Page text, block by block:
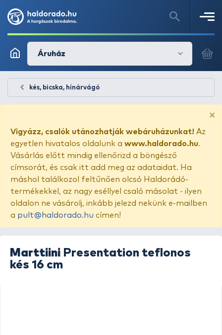
Áruház
kés, bicska, hínárvágó
×
Vigyázz, csalók utánozhatják webáruházunkat! Az
egyetlen hivatalos oldalunk a www.haldorado.hu.
Vásárlás előtt mindig ellenőrizd a böngésző
címsorát, és csak itt add meg az adataidat. Ha
máshol találkozol feltűnően olcsó Haldorádó-
termékekkel, az nagy eséllyel csaló másolat - ilyen
oldalon ne vásárolj, inkább jelezd nekünk e-mailben
a pult@haldorado.hu címen!
Marttiini Presentation teflonos
kés 16 cm